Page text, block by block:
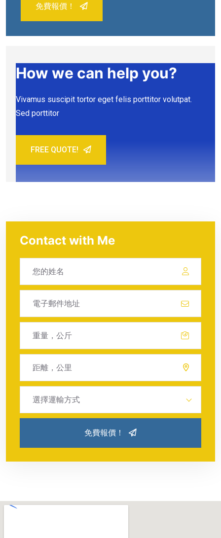
免費報價！
How we can help you?
Vivamus suscipit tortor eget felis porttitor volutpat.
Sed porttitor
FREE QUOTE!
Contact with Me
選擇運輸方式
免費報價！